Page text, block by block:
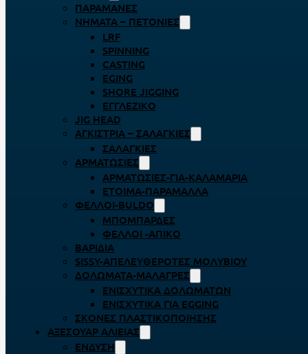
ΠΑΡΑΜΆΝΕΣ
ΝΉΜΑΤΑ – ΠΕΤΟΝΙΈΣ
LRF
SPINNING
CASTING
EGING
SHORE JIGGING
ΕΓΓΛΈΖΙΚΟ
JIG HEAD
ΑΓΚΊΣΤΡΙΑ – ΣΑΛΑΓΚΙΈΣ
ΣΑΛΑΓΚΙΈΣ
ΑΡΜΑΤΩΣΙΈΣ
ΑΡΜΑΤΩΣΙΈΣ-ΓΙΑ-ΚΑΛΑΜΆΡΙΑ
ΈΤΟΙΜΑ-ΠΑΡΆΜΑΛΛΑ
ΦΕΛΛΟΊ-BULDO
ΜΠΟΜΠΆΡΔΕΣ
ΦΕΛΛΟΊ -ΑΠΊΚΟ
ΒΑΡΊΔΙΑ
SISSY-ΑΠΕΛΕΥΘΕΡΟΤΈΣ ΜΟΛΥΒΙΟΎ
ΔΟΛΏΜΑΤΑ-ΜΑΛΆΓΡΕΣ
ΕΝΙΣΧΥΤΙΚΆ ΔΟΛΩΜΆΤΩΝ
ΕΝΙΣΧΥΤΙΚΆ ΓΙΑ EGGING
ΣΚΌΝΕΣ ΠΛΑΣΤΙΚΟΠΟΊΗΣΗΣ
ΑΞΕΣΟΥΆΡ ΑΛΙΕΊΑΣ
ΈΝΔΥΣΗ